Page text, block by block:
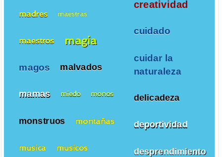
creatividad
cuidado
cuidar la
naturaleza
delicadeza
deportividad
desprendimiento
madres maestras
maestros magia
magos malvados
mamas miedo monos
monstruos montañas
musica musicos